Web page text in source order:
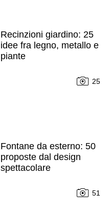
Recinzioni giardino: 25
idee fra legno, metallo e
piante
25
Fontane da esterno: 50
proposte dal design
spettacolare
51